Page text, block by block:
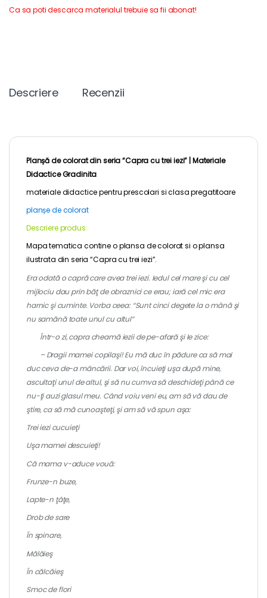
Ca sa poti descarca materialul trebuie sa fii abonat!
Descriere Recenzii
Planșă de colorat din seria “Capra cu trei iezi” | Materiale
Didactice Gradinita
materiale didactice pentruprescolari si clasa pregatitoare
planșe de colorat
Descriere produs:
Mapa tematica contine o plansa de colorat si o plansa
ilustrata din seria “Capra cu trei iezi”.
Era odată o capră care avea trei iezi. Iedul cel mare şi cu cel
mijlociu dau prin băţ de obraznici ce erau; iară cel mic era
harnic şi cuminte. Vorba ceea: “Sunt cinci degete la o mână şi
nu samănă toate unul cu altul”
Într-o zi, capra cheamă iezii de pe-afară şi le zice:
– Dragii mamei copilaşi! Eu mă duc în pădure ca să mai
duc ceva de-a mâncării. Dar voi, încuieţi uşa după mine,
ascultaţi unul de altul, şi să nu cumva să deschideţi până ce
nu-ţi auzi glasul meu. Când voiu veni eu, am să vă dau de
ştire, ca să mă cunoaşteţi, şi am să vă spun aşa:
Trei iezi cucuieţi
Uşa mamei descuieţi!
Că mama v-aduce vouă:
Frunze-n buze,
Lapte-n ţâţe,
Drob de sare
În spinare,
Mălăieş
În călcăieş
Smoc de flori